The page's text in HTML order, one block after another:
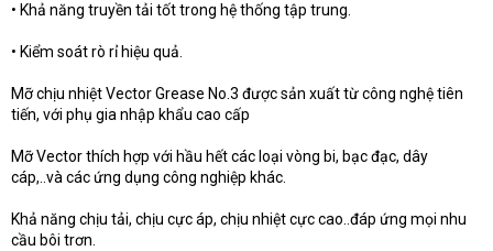
• Khả năng truyền tải tốt trong hệ thống tập trung.
• Kiểm soát rò rỉ hiệu quả.
Mỡ chịu nhiệt Vector Grease No.3 được sản xuất từ công nghệ tiên
tiến, với phụ gia nhập khẩu cao cấp
Mỡ Vector thích hợp với hầu hết các loại vòng bi, bạc đạc, dây
cáp,..và các ứng dụng công nghiệp khác.
Khả năng chịu tải, chịu cực áp, chịu nhiệt cực cao..đáp ứng mọi nhu
cầu bôi trơn.